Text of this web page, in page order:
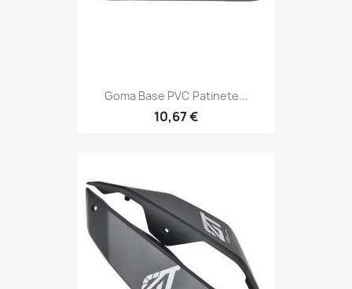
Goma Base PVC Patinete...
10,67 €